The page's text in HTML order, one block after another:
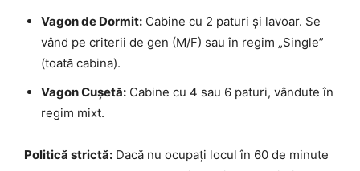
Vagon de Dormit: Cabine cu 2 paturi și lavoar. Se
vând pe criterii de gen (M/F) sau în regim „Single”
(toată cabina).
Vagon Cușetă: Cabine cu 4 sau 6 paturi, vândute în
regim mixt.
Politică strictă: Dacă nu ocupați locul în 60 de minute